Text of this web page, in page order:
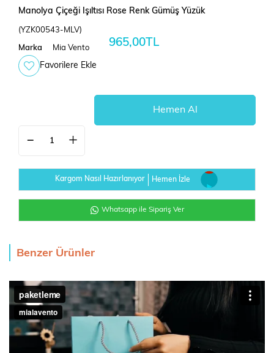
Manolya Çiçeği Işıltısı Rose Renk Gümüş Yüzük
(YZK00543-MLV)
Marka Mia Vento 965,00TL
Favorilere Ekle
Kargom Nasıl Hazırlanıyor Hemen İzle
Whatsapp ile Sipariş Ver
Benzer Ürünler